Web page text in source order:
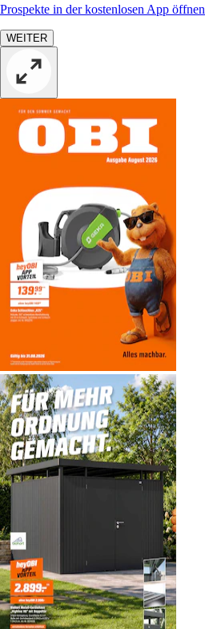
Prospekte in der kostenlosen App öffnen
WEITER